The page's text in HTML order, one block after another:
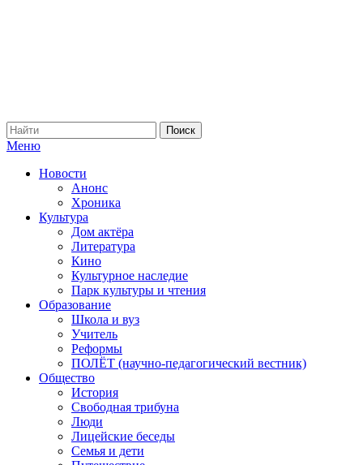
Меню
Новости
Анонс
Хроника
Культура
Дом актёра
Литература
Кино
Культурное наследие
Парк культуры и чтения
Образование
Школа и вуз
Учитель
Реформы
ПОЛЁТ (научно-педагогический вестник)
Общество
История
Свободная трибуна
Люди
Лицейские беседы
Семья и дети